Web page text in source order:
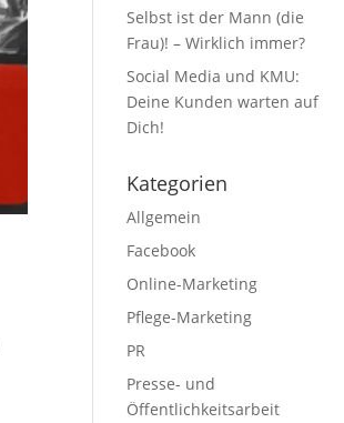
Selbst ist der Mann (die
Frau)! – Wirklich immer?
Social Media und KMU:
Deine Kunden warten auf
Dich!
Kategorien
Allgemein
Facebook
Online-Marketing
Pflege-Marketing
PR
Presse- und
Öffentlichkeitsarbeit